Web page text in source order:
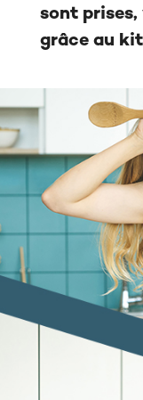
sont prises,
grâce au